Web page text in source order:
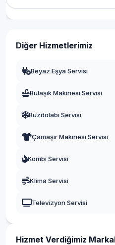
Diğer Hizmetlerimiz
Beyaz Eşya Servisi
Bulaşık Makinesi Servisi
Buzdolabı Servisi
Çamaşır Makinesi Servisi
Kombi Servisi
Klima Servisi
Televizyon Servisi
Hizmet Verdiğimiz